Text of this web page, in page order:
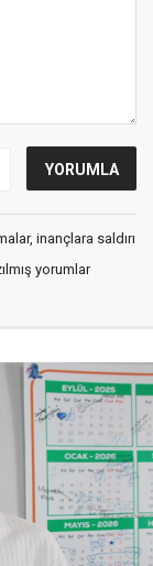
inançlara saldırı
yorumlar